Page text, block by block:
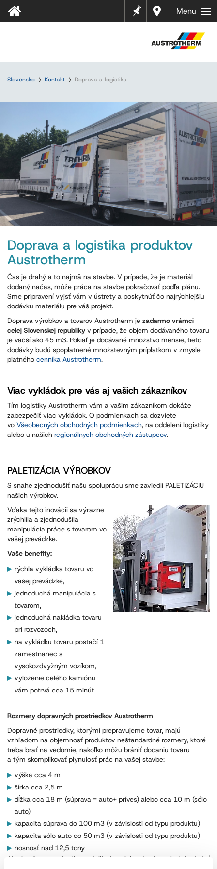
Najbliž
Pozná
mky
Menu
Slovensko Kontakt Doprava a logistika
Doprava a logistika produktov
Austrotherm
Čas je drahý a to najmä na stavbe. V prípade, že je materiál
dodaný načas, môže práca na stavbe pokračovať podľa plánu.
Sme pripravení vyjsť vám v ústrety a poskytnúť čo najrýchlejšiu
dodávku materiálu pre váš projekt.
Doprava výrobkov a tovarov Austrotherm je zadarmo vrámci
celej Slovenskej republiky v prípade, že objem dodávaného tovaru
je väčší ako 45 m3. Pokiaľ je dodávané množstvo menšie, tieto
dodávky budú spoplatnené množstevným príplatkom v zmysle
platného cenníka Austrotherm.
Viac vykládok pre vás aj vašich zákazníkov
Tím logistiky Austrotherm vám a vašim zákazníkom dokáže
zabezpečiť viac vykládok. O podmienkach sa dozviete
vo Všeobecných obchodných podmienkach, na oddelení logistiky
alebo u našich regionálnych obchodných zástupcov.
PALETIZÁCIA VÝROBKOV
S snahe zjednodušiť našu spoluprácu sme zaviedli PALETIZÁCIU
našich výrobkov.
Vďaka tejto inovácii sa výrazne
zrýchlila a zjednodušila
manipulácia práce s tovarom vo
vašej prevádzke.
Vaše benefity:
rýchla vykládka tovaru vo
vašej prevádzke,
jednoduchá manipulácia s
tovarom,
jednoduchá nakládka tovaru
pri rozvozoch,
na vykládku tovaru postačí 1
zamestnanec s
vysokozdvyžným vozíkom,
vyloženie celého kamiónu
vám potrvá cca 15 minút.
Rozmery dopravných prostriedkov Austrotherm
Dopravné prostriedky, ktorými prepravujeme tovar, majú
vzhľadom na objemnosť produktov neštandardné rozmery, ktoré
treba brať na vedomie, nakoľko môžu brániť dodaniu tovaru
a tým skomplikovať plynulosť prác na vašej stavbe:
výška cca 4 m
šírka cca 2,5 m
dĺžka cca 18 m (súprava = auto+ príves) alebo cca 10 m (sólo
auto)
kapacita súprava do 100 m3 (v závislosti od typu produktu)
kapacita sólo auto do 50 m3 (v závislosti od typu produktu)
nosnosť nad 12,5 tony
Aj pri našom maximálnom úsilí nám niektoré miesta bránia dodať